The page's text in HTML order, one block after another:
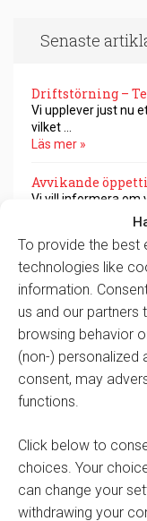
To provide the best
technologies like
information.
us and our
browsing behavior
(non-) personalized
consent, may
functions.
Click below to
choices. Your
can change your
withdrawing your
Senaste
Driftstörning –
Vi upplever just nu
vilket …
Läs mer »
Avvikande
Vi vill informera om
ASA-koppling
Först i Sverige med
Läs mer »
Supporten
Imorgon, fredag 5/
tillbaka …
Läs mer »
Version 12.1.134.0
Kontakta oss på
senaste versionen.
Läs mer »